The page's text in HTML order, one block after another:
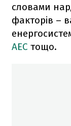
словами
факторів –
АЕС тощо.